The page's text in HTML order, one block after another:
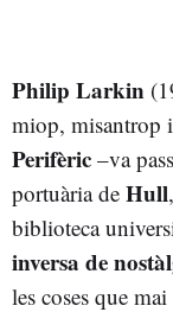
Philip Larkin
miop, misantrop
Perifèric –va
portuària de Hull
biblioteca
inversa de
les coses que